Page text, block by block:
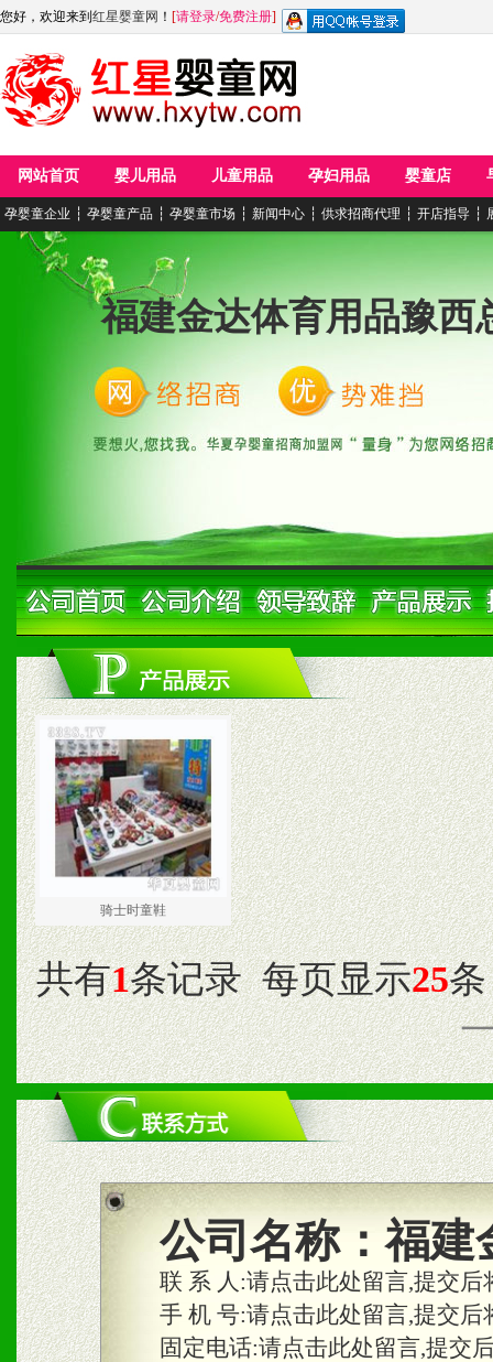
您好，欢迎来到 红星婴童网 ！ [请登录/免费注册]
网站首页 婴儿用品 儿童用品 孕妇用品 婴童店
孕婴童企业 ┆ 孕婴童产品 ┆ 孕婴童市场 ┆ 新闻中心 ┆ 供求招商代理 ┆ 开店指导 ┆
福建金达体育用品豫西
骑士时童鞋
共有1条记录 每页显示25条
公司名称：福建
联 系 人:请点击此处留言,提交
手 机 号:请点击此处留言,提交
固定电话:请点击此处留言,提交